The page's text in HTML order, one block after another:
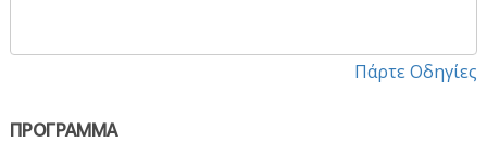
Πάρτε Οδηγίες
ΠΡΟΓΡΑΜΜΑ